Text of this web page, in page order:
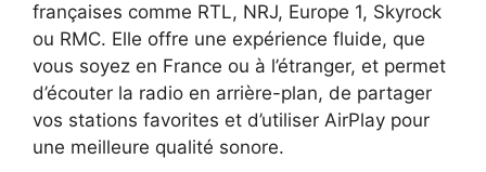
françaises comme RTL, NRJ, Europe 1, Skyrock
ou RMC. Elle offre une expérience fluide, que
vous soyez en France ou à l’étranger, et permet
d’écouter la radio en arrière-plan, de partager
vos stations favorites et d’utiliser AirPlay pour
une meilleure qualité sonore.